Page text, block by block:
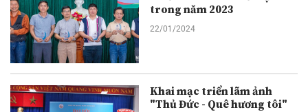
trong năm 2023
22/01/2024
Khai mạc triển lãm ảnh
"Thủ Đức - Quê hương tôi"